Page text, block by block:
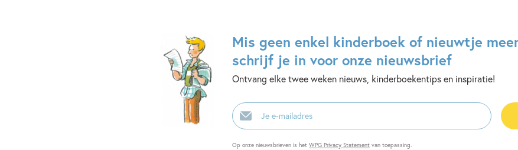
Mis geen enkel kinderboek of nieuwtje
schrijf je in voor onze nieuwsbrief
Ontvang elke twee weken nieuws, kinderboekentips en inspiratie!
E-
mailadres
Op onze nieuwsbrieven is het WPG Privacy Statement van toepassing.